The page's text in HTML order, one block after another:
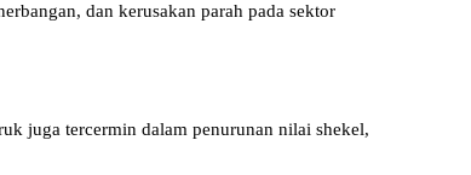
dan kerusakan parah pada sektor
juga tercermin dalam penurunan nilai shekel,